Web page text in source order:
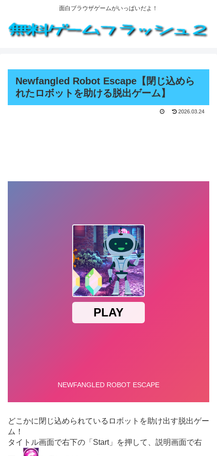
面白ブラウザゲームがいっぱいだよ！
Newfangled Robot Escape【閉じ込めら
れたロボットを助ける脱出ゲーム】
2026.03.24
どこかに閉じ込められているロボットを助け出す脱出ゲー
ム！
タイトル画面で右下の「Start」を押して、説明画面で右